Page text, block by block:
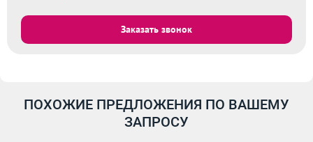
Заказать звонок
ПОХОЖИЕ ПРЕДЛОЖЕНИЯ ПО ВАШЕМУ
ЗАПРОСУ